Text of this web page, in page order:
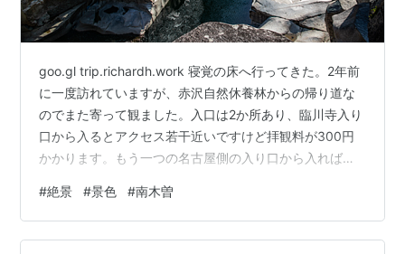
goo.gl trip.richardh.work 寝覚の床へ行ってきた。2年前
に一度訪れていますが、赤沢自然休養林からの帰り道な
のでまた寄って観ました。入口は2か所あり、臨川寺入り
口から入るとアクセス若干近いですけど拝観料が300円
かかります。もう一つの名古屋側の入り口から入れば無
ら安全に登れましたが、雨などで濡れてたら恐らく大変
危険だと思います。断崖絶壁で足がすくみます。若者が
川に向かってダイビングしてました。よくやりますね。
#絶景 #景色 #南木曽